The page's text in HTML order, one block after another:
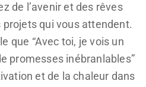
de l’avenir et des rêves
qui vous attendent.
que “Avec toi, je vois un
promesses inébranlables”
et de la chaleur dans